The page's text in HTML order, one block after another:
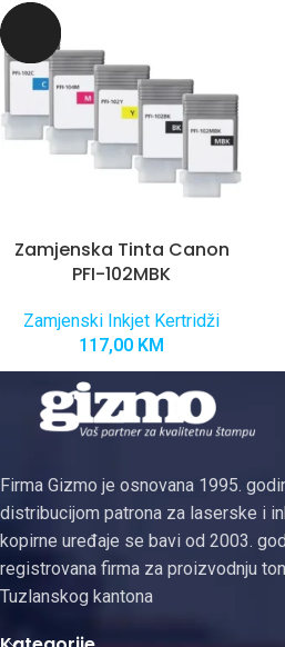
Zamjenska Tinta Canon
PFI-102MBK
Zamjenski Inkjet Kertridži
117,00 KM
Firma Gizmo je osnovana 1995.
distribucijom patrona za laserske i
kopirne uređaje se bavi od 2003.
registrovana firma za proizvodnju
Tuzlanskog kantona